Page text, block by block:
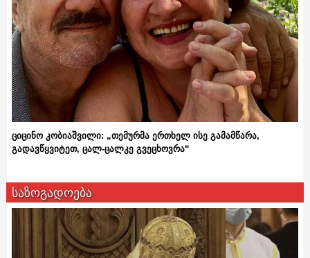
ციცინო კობიაშვილი: „თემურმა ერთხელ ისე გამამწარა,
გადავწყვიტეთ, ცალ-ცალკე გვეცხოვრა“
საზოგადოება